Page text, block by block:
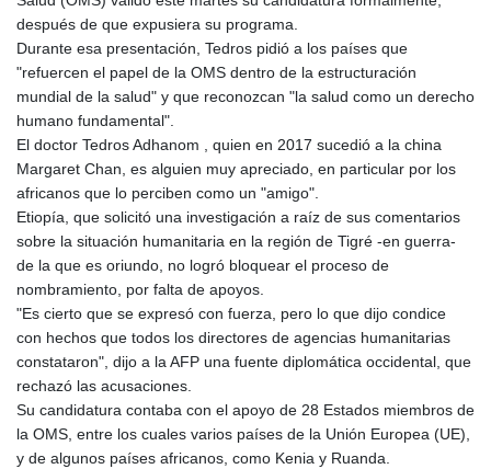
después de que expusiera su programa.
Durante esa presentación, Tedros pidió a los países que
"refuercen el papel de la OMS dentro de la estructuración
mundial de la salud" y que reconozcan "la salud como un derecho
humano fundamental".
El doctor Tedros Adhanom , quien en 2017 sucedió a la china
Margaret Chan, es alguien muy apreciado, en particular por los
africanos que lo perciben como un "amigo".
Etiopía, que solicitó una investigación a raíz de sus comentarios
sobre la situación humanitaria en la región de Tigré -en guerra-
de la que es oriundo, no logró bloquear el proceso de
nombramiento, por falta de apoyos.
"Es cierto que se expresó con fuerza, pero lo que dijo condice
con hechos que todos los directores de agencias humanitarias
constataron", dijo a la AFP una fuente diplomática occidental, que
rechazó las acusaciones.
Su candidatura contaba con el apoyo de 28 Estados miembros de
la OMS, entre los cuales varios países de la Unión Europea (UE),
y de algunos países africanos, como Kenia y Ruanda.